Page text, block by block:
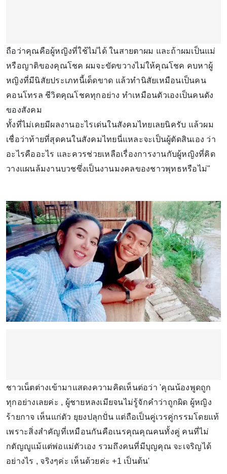
ถือว่าคุณคือผู้หญิงที่ใช้ไม่ได้ ในสายตาผม และถ้าผมเป็นแม่
หรือญาติของคุณโชค ผมจะขัดขวางไม่ให้คุณโชค คบหาผู้
หญิงที่มีนิสัยประเภทนี้เด็ดขาด แล้วทำนิสัยเหมือนเป็นคน
คอนโทรล ชีวิตคุณโชคทุกอย่าง ทำเหมือนตัวเองเป็นคนดัง
ของสังคม
ทั้งที่ไม่เคยมีผลงานอะไรเด่นในสังคมไทยเลยนิครับ แล้วผม
เชื่อว่าท้ายที่สุดคนในสังคมไทยนี่แหละจะเป็นผู้ตัดสินเอง ว่า
อะไรคืออะไร และควรช่วยเหลือเรื่องการงานกับผู้หญิงที่คิด
วางแผนล้มงานบวชซึ่งเป็นงานมงคลของชาวพุทธหรือไม่"
ชาวเน็ตต่างเข้ามาแสดงความคิดเห็นต่อว่า 'คุณน้องพูดถูก
ทุกอย่างเลยค่ะ , ผู้ชายหลงเมียจนไม่รู้จักคำว่าถูกผิด ผู้หญิง
ร้ายกาจ เห็นแก่ตัว ยุยงปลุกปั่น แต่ถือเป็นคู่เวรคู่กรรมโดยแท้
เพราะสิ่งสำคัญที่เหมือนกันคือเนรคุณคุณคนทั้งคู่ คนที่ไม่
กตัญญูแม้แต่พ่อแม่ตัวเอง รวมถึงคนที่มีบุญคุณ จะเจริญได้
อย่างไร , จริงๆค่ะ เห็นด้วยค่ะ +1 เป็นต้น'